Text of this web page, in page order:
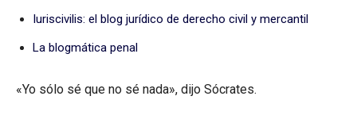
Iuriscivilis: el blog jurídico de derecho civil y mercantil
La blogmática penal
«Yo sólo sé que no sé nada», dijo Sócrates.